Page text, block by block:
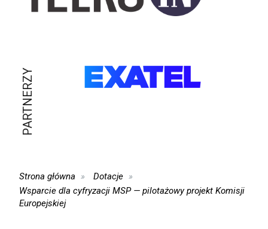
PARTNERZY
Strona główna
Dotacje
Wsparcie dla cyfryzacji MSP — pilotażowy projekt Komisji
Europejskiej